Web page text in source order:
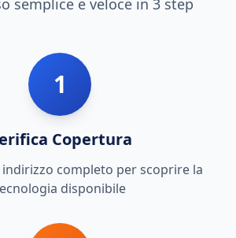
semplice e veloce in 3 step
1
Copertura
completo per scoprire la
disponibile